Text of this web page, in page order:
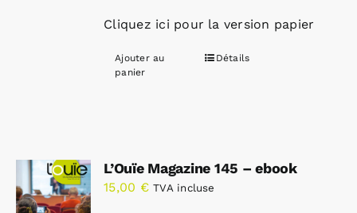
Cliquez ici pour la version papier
Ajouter au
panier
Détails
L’Ouïe Magazine 145 – ebook
15,00 € TVA incluse